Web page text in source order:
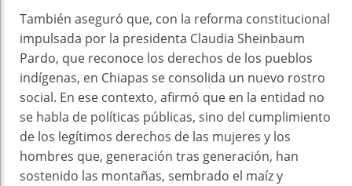
También aseguró que, con la reforma constitucional
impulsada por la presidenta Claudia Sheinbaum
Pardo, que reconoce los derechos de los pueblos
indígenas, en Chiapas se consolida un nuevo rostro
social. En ese contexto, afirmó que en la entidad no
se habla de políticas públicas, sino del cumplimiento
de los legítimos derechos de las mujeres y los
hombres que, generación tras generación, han
sostenido las montañas, sembrado el maíz y